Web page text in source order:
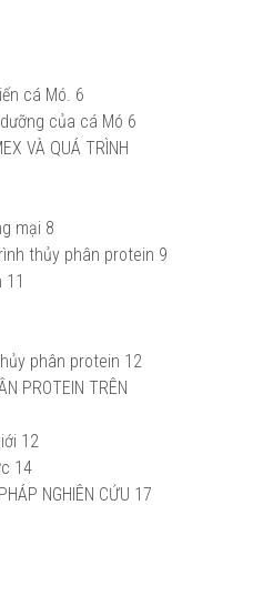
cá Mó. 6
của cá Mó 6
VÀ QUÁ TRÌNH
mại 8
thủy phân protein 9
phân protein 12
PROTEIN TRÊN
12
14
NGHIÊN CỨU 17